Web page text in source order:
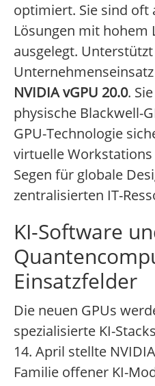
optimiert. Sie sind oft
Lösungen mit hohem
ausgelegt.
NVIDIA vGPU 20.0.
physische Blackwell-
GPU-Technologie
virtuelle
Segen für globale
zentralisierten IT-
KI-Software
Einsatzfelder
Die neuen GPUs
spezialisierte KI-
14. April stellte NVIDIA
Familie offener KI-